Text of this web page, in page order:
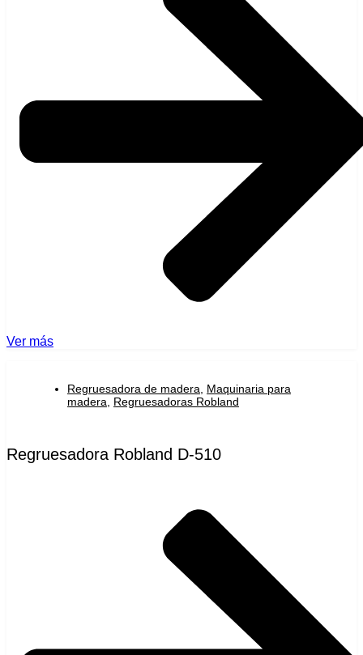
Ver más
Regruesadora de madera, Maquinaria para
madera, Regruesadoras Robland
Regruesadora Robland D-510